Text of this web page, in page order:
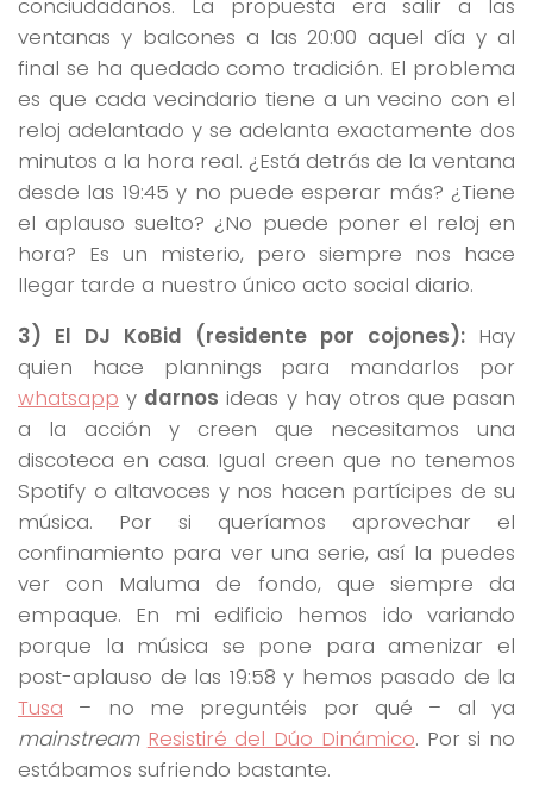
conciudadanos. La propuesta era salir a las
ventanas y balcones a las 20:00 aquel día y al
final se ha quedado como tradición. El problema
es que cada vecindario tiene a un vecino con el
reloj adelantado y se adelanta exactamente dos
minutos a la hora real. ¿Está detrás de la ventana
desde las 19:45 y no puede esperar más? ¿Tiene
el aplauso suelto? ¿No puede poner el reloj en
hora? Es un misterio, pero siempre nos hace
llegar tarde a nuestro único acto social diario.
3) El DJ KoBid (residente por cojones): Hay
quien hace plannings para mandarlos por
whatsapp y darnos ideas y hay otros que pasan
a la acción y creen que necesitamos una
discoteca en casa. Igual creen que no tenemos
Spotify o altavoces y nos hacen partícipes de su
música. Por si queríamos aprovechar el
confinamiento para ver una serie, así la puedes
ver con Maluma de fondo, que siempre da
empaque. En mi edificio hemos ido variando
porque la música se pone para amenizar el
post-aplauso de las 19:58 y hemos pasado de la
Tusa – no me preguntéis por qué – al ya
mainstream Resistiré del Dúo Dinámico. Por si no
estábamos sufriendo bastante.